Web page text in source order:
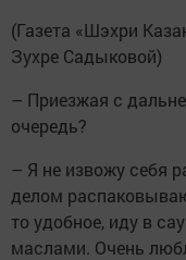
(Газета «Шэхри
Зухре Садыковой)
– Приезжая с
очередь?
– Я не извожу себя
делом
то удобное, иду в
маслами. Очень